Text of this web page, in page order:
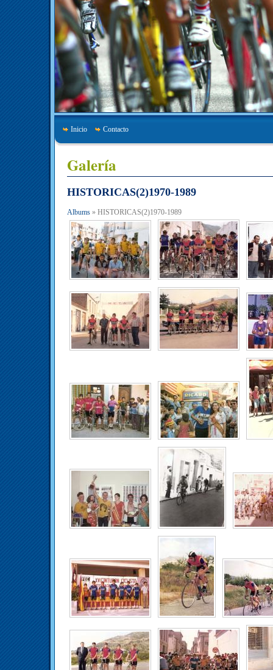
Inicio Contacto
Galería
HISTORICAS(2)1970-1989
Albums » HISTORICAS(2)1970-1989